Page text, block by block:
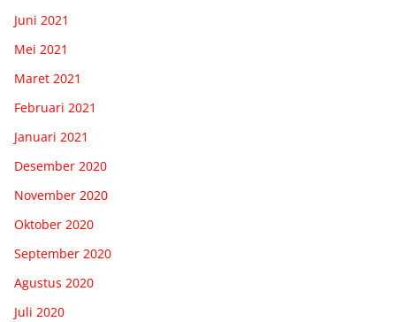
Juni 2021
Mei 2021
Maret 2021
Februari 2021
Januari 2021
Desember 2020
November 2020
Oktober 2020
September 2020
Agustus 2020
Juli 2020